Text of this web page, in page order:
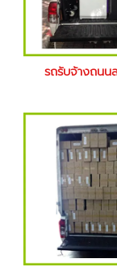
รถรับจ้างถนน